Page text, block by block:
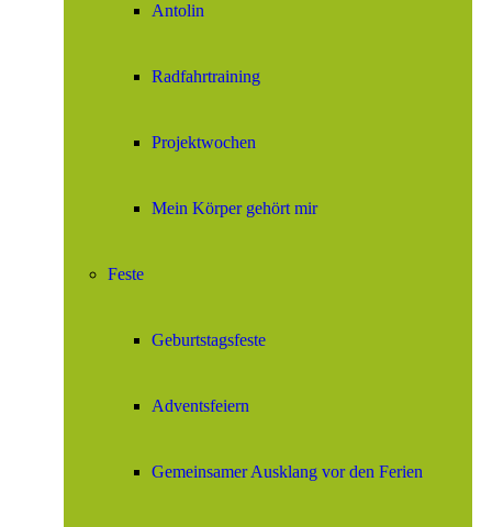
Antolin
Radfahrtraining
Projektwochen
Mein Körper gehört mir
Feste
Geburtstagsfeste
Adventsfeiern
Gemeinsamer Ausklang vor den Ferien